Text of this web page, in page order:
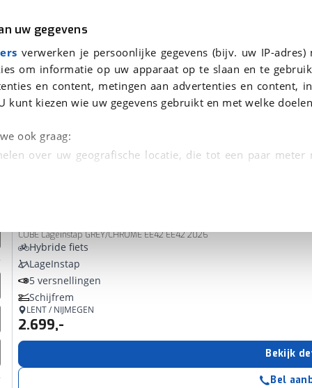
uw gegevens
verwerken je persoonlijke gegevens (bijv. uw IP-adres)
om informatie op uw apparaat op te slaan en te
en content, metingen aan advertenties en content,
kunt kiezen wie uw gegevens gebruikt en met welke
ook graag:
over uw geografische locatie, die tot een paar meter
uw toestemming op elk moment wijzigen of
technieken zorgen we voor een betere en meer
ervoor dat de website goed werkt. Ook gebruiken we
We tonen je graag relevante advertenties en
op en buiten onze website volgt – uiteraard op
en privacyverklaring
. Als je weigert, plaatsen we
cookies. Je voorkeuren kun je later altijd
CUBE Lageinstap GREY/CHROME EE42 EE42 2026
Hybride fiets
LageInstap
5 versnellingen
Schijfrem
LENT / NIJMEGEN
2.699,-
Bekijk
Bel